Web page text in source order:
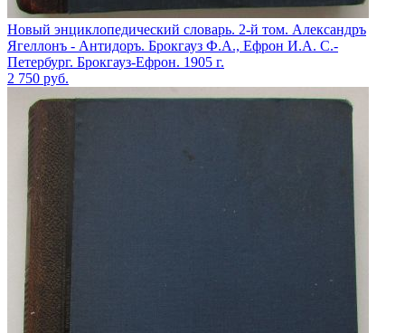
Новый энциклопедический словарь. 2-й том. Александръ
Ягеллонъ - Антидоръ. Брокгауз Ф.А., Ефрон И.А. С.-
Петербург. Брокгауз-Ефрон. 1905 г.
2 750 руб.